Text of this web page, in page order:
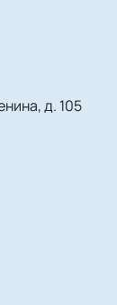
д. 105